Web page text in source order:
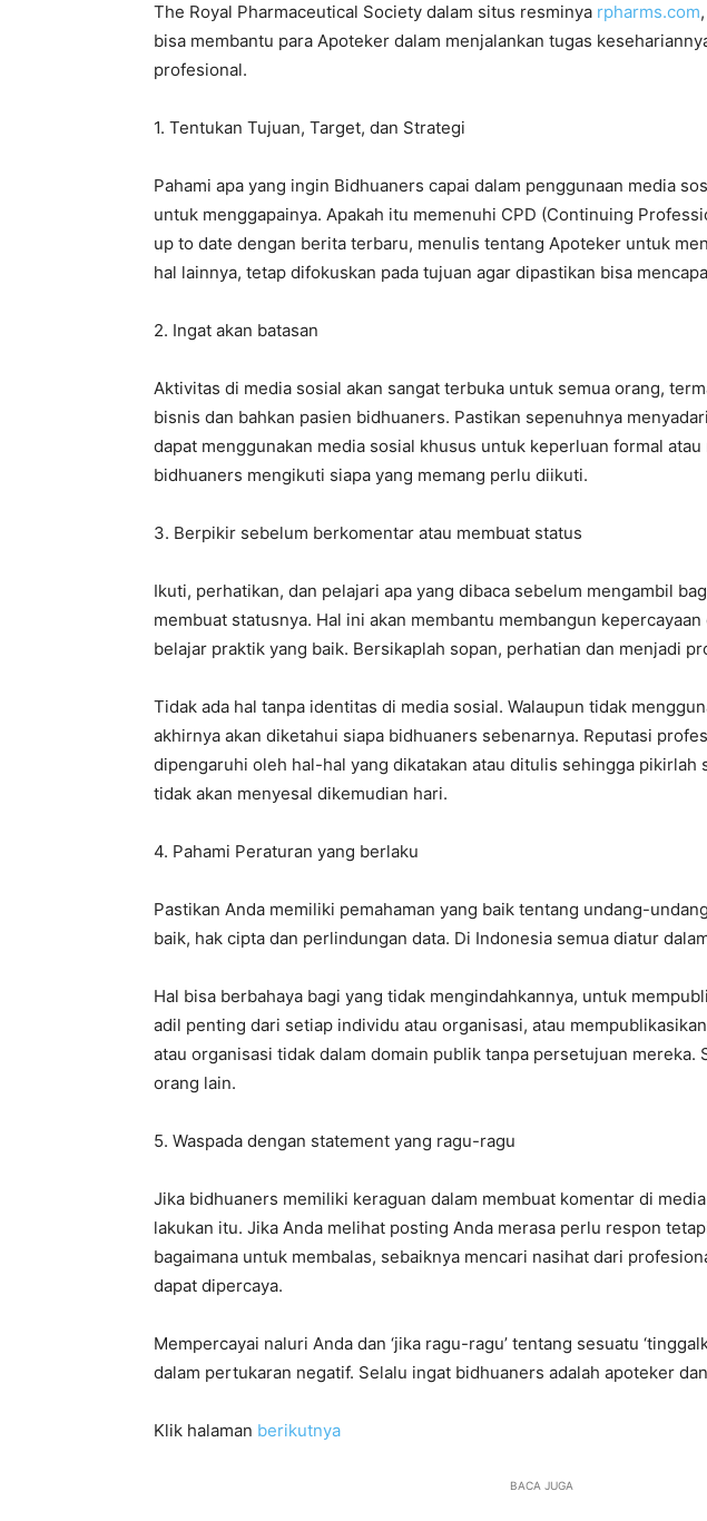
The Royal Pharmaceutical Society dalam situs resminya rpharms.com
bisa membantu para Apoteker dalam menjalankan tugas
profesional.
1. Tentukan Tujuan, Target, dan Strategi
Pahami apa yang ingin Bidhuaners capai dalam penggunaan media
untuk menggapainya. Apakah itu memenuhi CPD (Continuing
up to date dengan berita terbaru, menulis tentang Apoteker untuk
hal lainnya, tetap difokuskan pada tujuan agar dipastikan bisa
2. Ingat akan batasan
Aktivitas di media sosial akan sangat terbuka untuk semua orang,
bisnis dan bahkan pasien bidhuaners. Pastikan sepenuhnya
dapat menggunakan media sosial khusus untuk keperluan formal
bidhuaners mengikuti siapa yang memang perlu diikuti.
3. Berpikir sebelum berkomentar atau membuat status
Ikuti, perhatikan, dan pelajari apa yang dibaca sebelum mengambil
membuat statusnya. Hal ini akan membantu membangun
belajar praktik yang baik. Bersikaplah sopan, perhatian dan menjadi
Tidak ada hal tanpa identitas di media sosial. Walaupun tidak
akhirnya akan diketahui siapa bidhuaners sebenarnya. Reputasi
dipengaruhi oleh hal-hal yang dikatakan atau ditulis sehingga pikirlah
tidak akan menyesal dikemudian hari.
4. Pahami Peraturan yang berlaku
Pastikan Anda memiliki pemahaman yang baik tentang undang-
baik, hak cipta dan perlindungan data. Di Indonesia semua diatur
Hal bisa berbahaya bagi yang tidak mengindahkannya, untuk
adil penting dari setiap individu atau organisasi, atau
atau organisasi tidak dalam domain publik tanpa persetujuan mereka.
orang lain.
5. Waspada dengan statement yang ragu-ragu
Jika bidhuaners memiliki keraguan dalam membuat komentar di
lakukan itu. Jika Anda melihat posting Anda merasa perlu respon
bagaimana untuk membalas, sebaiknya mencari nasihat dari
dapat dipercaya.
Mempercayai naluri Anda dan ‘jika ragu-ragu’ tentang sesuatu
dalam pertukaran negatif. Selalu ingat bidhuaners adalah apoteker
Klik halaman berikutnya
BACA JUGA